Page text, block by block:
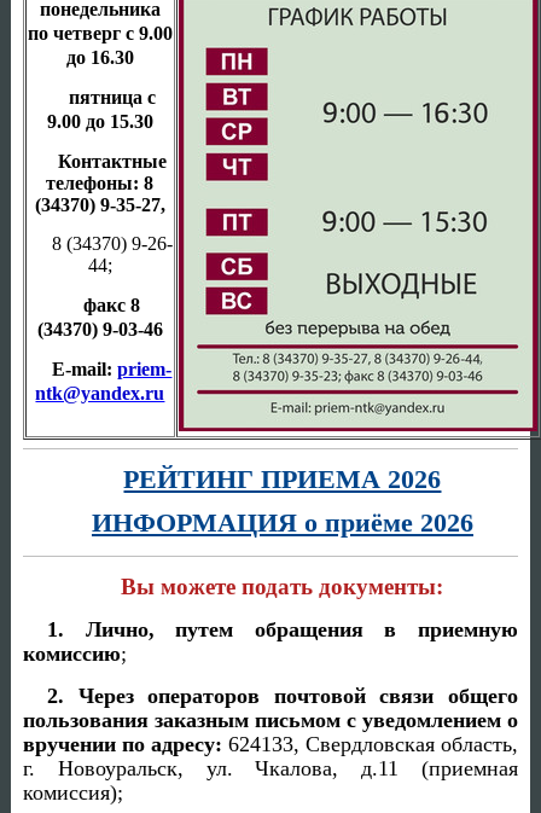
понедельника
по четверг с 9.00
до 16.30
пятница с
9.00 до 15.30
Контактные
телефоны: 8
(34370) 9-35-27,
8 (34370) 9-26-
44;
факс 8
(34370) 9-03-46
E-mail: priem-
ntk@yandex.ru
РЕЙТИНГ ПРИЕМА 2026
ИНФОРМАЦИЯ о приёме 2026
Вы можете подать документы:
1. Лично, путем обращения в приемную
комиссию;
2. Через операторов почтовой связи общего
пользования заказным письмом с уведомлением о
вручении по адресу: 624133, Свердловская область,
г. Новоуральск, ул. Чкалова, д.11 (приемная
комиссия);